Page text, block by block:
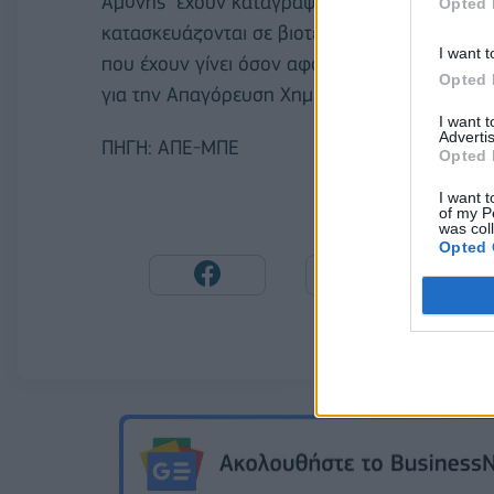
I want
Opted
I want
Opted
I want
of my
was
Opted
κατασκευάζονται σε βιοτεχνίες" και πως τα
που έχουν γίνει όσον αφορά τις χημικές
για την Απαγόρευση Χημικών Όπλων.
ΠΗΓΗ: ΑΠΕ-ΜΠΕ